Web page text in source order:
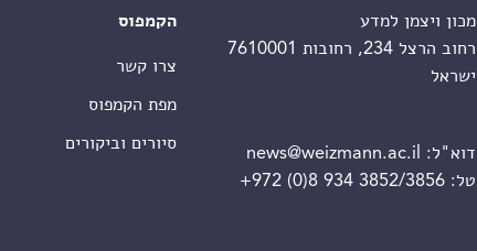
מכון ויצמן למדע
רחוב הרצל 234, רחובות 7610001
ישראל
דוא"ל:
news@weizmann.ac.il
טל:+972 (0)8 934 3852/3856
הקמפוס
צרו קשר
מפת הקמפוס
סיורים וביקורים